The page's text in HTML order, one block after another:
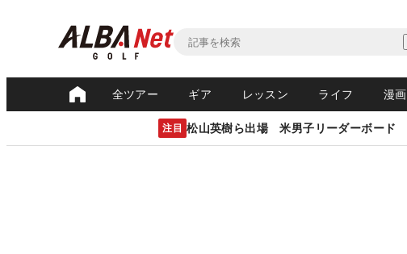
全ツアー ギア レッスン ライフ 漫画
注目 松山英樹ら出場 米男子リーダーボード